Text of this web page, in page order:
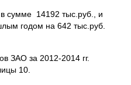
сумме 14192 тыс.руб., и
годом на 642 тыс.руб.
ЗАО за 2012-2014 гг.
10.